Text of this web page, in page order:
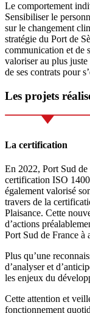
Le comportement
Sensibiliser le
sur le changement
stratégie du Port de
communication et de
valoriser au plus
de ses contrats pour
Les projets
La certification
En 2022, Port Sud de
certification ISO
également valorisé
travers de la
Plaisance. Cette
d’actions
Port Sud de France à
Plus qu’une
d’analyser et
les enjeux du
Cette attention et
fonctionnement